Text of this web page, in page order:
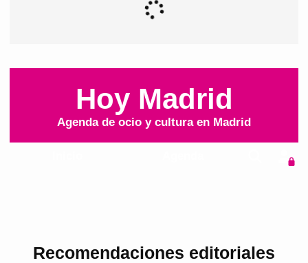
Recomendaciones editoriales